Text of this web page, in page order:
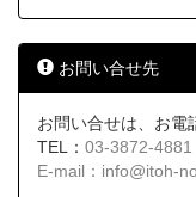
お問い合せ先
お問い合せは、お電
TEL： 03-3872-4881
E-mail： info@itoh-